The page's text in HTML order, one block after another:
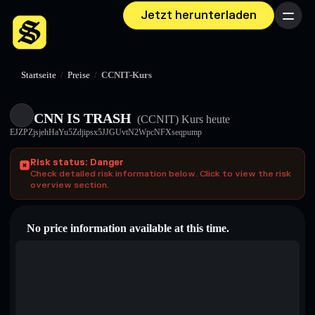
Jetzt herunterladen Menü
Startseite / Preise / CCNIT-Kurs
CNN IS TRASH (CCNIT) Kurs heute
EJZPZjsjehHaYu5Zdjipsx5JJGUvtN2WpcNFXseqpump
Risk status: Danger
Check detailed risk information below. Click to view the risk
overview section.
No price information available at this time.